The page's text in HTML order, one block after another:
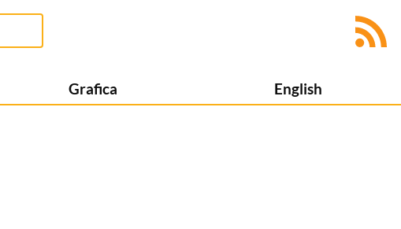
Grafica English